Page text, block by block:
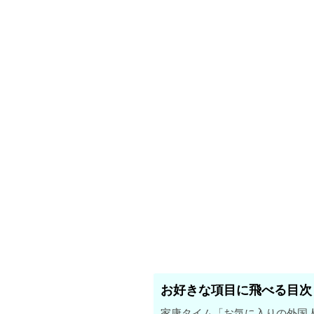
お好きな項目に飛べる目次